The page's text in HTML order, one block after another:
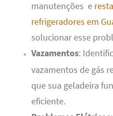
manutenções e
refrigeradores em
solucionar esse
Vazamentos:
vazamentos de gás
que sua geladeira
eficiente.